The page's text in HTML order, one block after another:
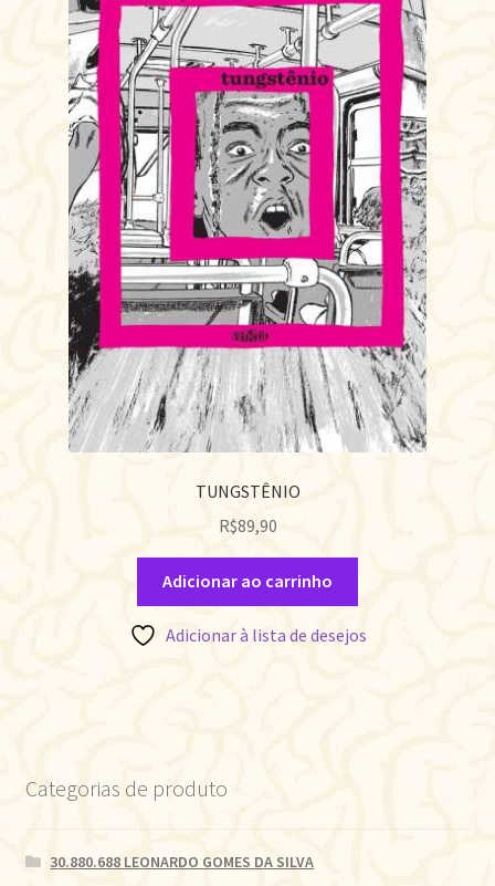
TUNGSTÊNIO
R$89,90
Adicionar ao carrinho
Adicionar à lista de desejos
Categorias de produto
30.880.688 LEONARDO GOMES DA SILVA